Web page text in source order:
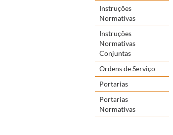
Instruções
Normativas
Instruções
Normativas
Conjuntas
Ordens de Serviço
Portarias
Portarias
Normativas